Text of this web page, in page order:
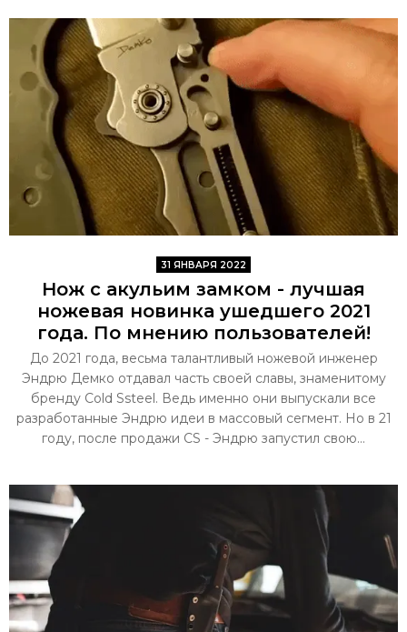
31 ЯНВАРЯ 2022
Нож с акульим замком - лучшая
ножевая новинка ушедшего 2021
года. По мнению пользователей!
До 2021 года, весьма талантливый ножевой инженер
Эндрю Демко отдавал часть своей славы, знаменитому
бренду Cold Ssteel. Ведь именно они выпускали все
разработанные Эндрю идеи в массовый сегмент. Но в 21
году, после продажи CS - Эндрю запустил свою...